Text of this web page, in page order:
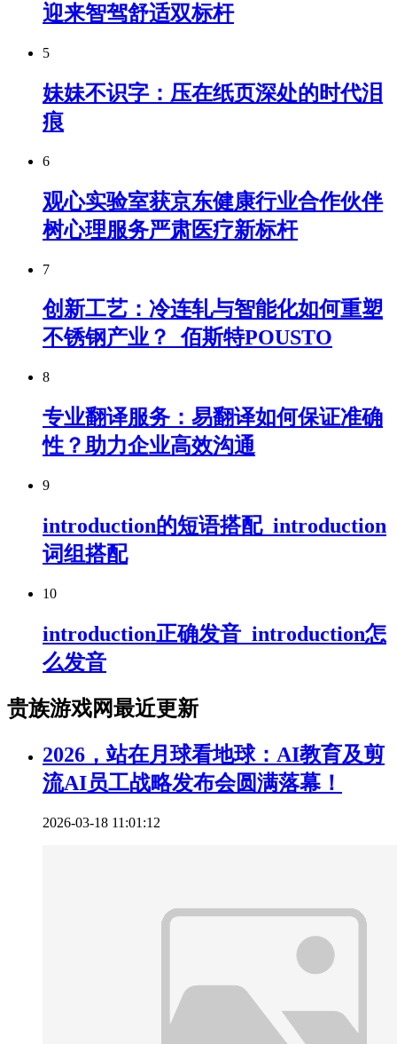
迎来智驾舒适双标杆
5
妹妹不识字：压在纸页深处的时代泪
痕
6
观心实验室获京东健康行业合作伙伴
树心理服务严肃医疗新标杆
7
创新工艺：冷连轧与智能化如何重塑
不锈钢产业？_佰斯特POUSTO
8
专业翻译服务：易翻译如何保证准确
性？助力企业高效沟通
9
introduction的短语搭配_introduction
词组搭配
10
introduction正确发音_introduction怎
么发音
贵族游戏网最近更新
2026，站在月球看地球：AI教育及剪
流AI员工战略发布会圆满落幕！
2026-03-18 11:01:12